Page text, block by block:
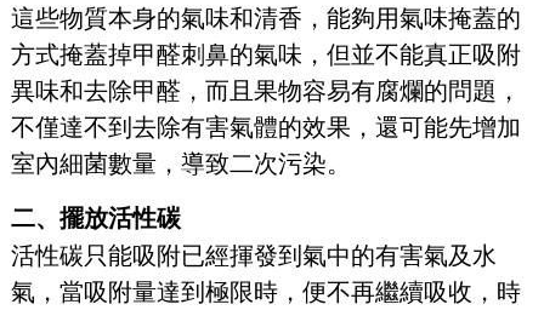
這些物質本身的氣味和清香，能夠用氣味掩蓋的
方式掩蓋掉甲醛刺鼻的氣味，但並不能真正吸附
異味和去除甲醛，而且果物容易有腐爛的問題，
不僅達不到去除有害氣體的效果，還可能先增加
室內細菌數量，導致二次污染。
二、擺放活性碳
活性碳只能吸附已經揮發到氣中的有害氣及水
氣，當吸附量達到極限時，便不再繼續吸收，時